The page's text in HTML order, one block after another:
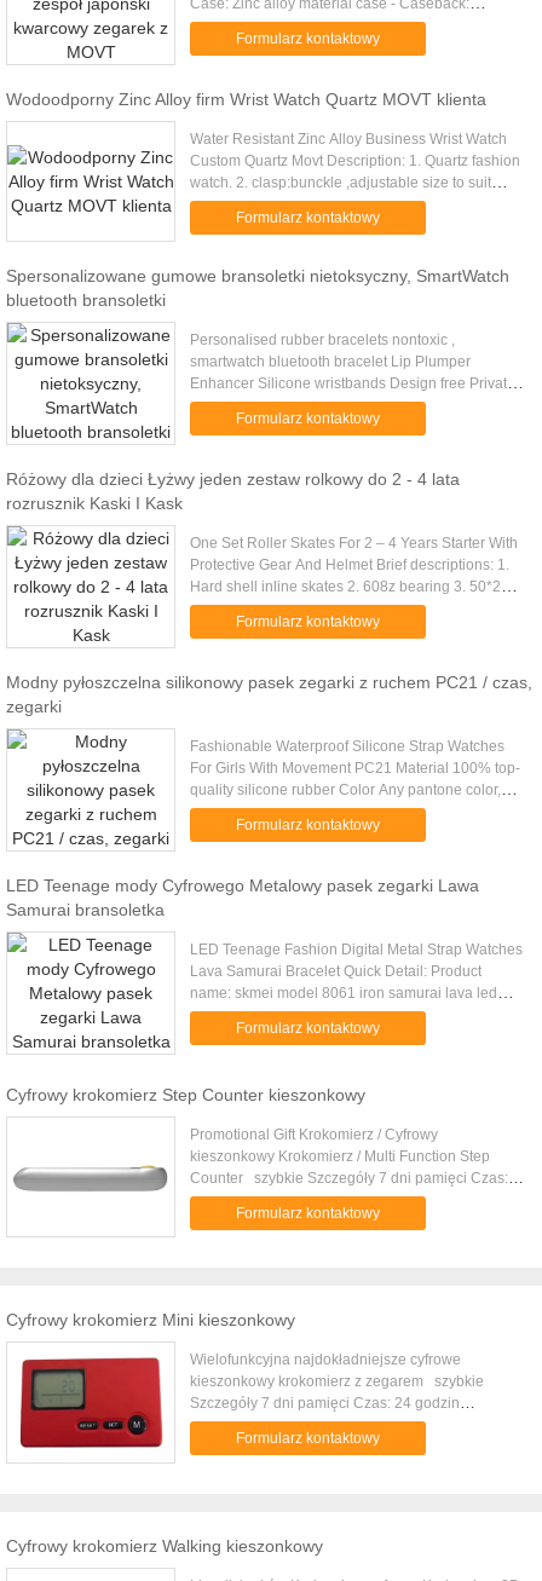
Case: Zinc alloy material case - Caseback:
Stainless steel back - Hands: 3 hands - Strap: alloy
pt steel band - Clasp: Buckle ...
Formularz kontaktowy
Wodoodporny Zinc Alloy firm Wrist Watch Quartz MOVT klienta
Water Resistant Zinc Alloy Business Wrist Watch
Custom Quartz Movt Description: 1. Quartz fashion
watch. 2. clasp:bunckle ,adjustable size to suit
everyone 3. Approx weight:60G/pcs 4. Water-
resistant : 3 atm 5. ...
Formularz kontaktowy
Spersonalizowane gumowe bransoletki nietoksyczny, SmartWatch
bluetooth bransoletki
Personalised rubber bracelets nontoxic ,
smartwatch bluetooth bracelet Lip Plumper
Enhancer Silicone wristbands Design free Private
logo Private label trade assurance popular cheap
silicone bracelet rubber ...
Formularz kontaktowy
Różowy dla dzieci Łyżwy jeden zestaw rolkowy do 2 - 4 lata
rozrusznik Kaski I Kask
One Set Roller Skates For 2 – 4 Years Starter With
Protective Gear And Helmet Brief descriptions: 1.
Hard shell inline skates 2. 608z bearing 3. 50*24
PVC wheel Specifications: Shell PE,no sticker
Inner Padded ...
Formularz kontaktowy
Modny pyłoszczelna silikonowy pasek zegarki z ruchem PC21 / czas,
zegarki
Fashionable Waterproof Silicone Strap Watches
For Girls With Movement PC21 Material 100% top-
quality silicone rubber Color Any pantone color,
multi-color is available Certificate ROHS/SGS Logo
Position Your ...
Formularz kontaktowy
LED Teenage mody Cyfrowego Metalowy pasek zegarki Lawa
Samurai bransoletka
LED Teenage Fashion Digital Metal Strap Watches
Lava Samurai Bracelet Quick Detail: Product
name: skmei model 8061 iron samurai lava led
watch Color: can accept customized color
(according to Pantone) Main ...
Formularz kontaktowy
Cyfrowy krokomierz Step Counter kieszonkowy
Promotional Gift Krokomierz / Cyfrowy
kieszonkowy Krokomierz / Multi Function Step
Counter szybkie Szczegóły 7 dni pamięci Czas:
24 godzin Wyświetlacz Krokomierz Steps spalone
kalorie dostosowane Logo niestandardowy
może być umieszczony w kieszeni koszuli lub
przypięty na swojej torebce. PDM135 będzie
mierzyć i zapisywać dystans i spalone kalorie
chodził przez cały tydzień. Specyfikacja: 1.
Superior 3D Senor Technologiczna dokładnie
czyta X, Y Z Planes 2. dokładnie mierzy poziomo,
99.999 mil / km 7. Zakres kalorii 0 - 9999,9 kcal
Formularz kontaktowy
Cyfrowy krokomierz Mini kieszonkowy
Wielofunkcyjna najdokładniejsze cyfrowe
kieszonkowy krokomierz z zegarem szybkie
Szczegóły 7 dni pamięci Czas: 24 godzin
Wyświetlacz Krokomierz Steps spalone kalorie
dostosowane Logo niestandardowy rozmiar i kolor
umieszczony w kieszeni koszuli lub przypięty na
swojej torebce. PDM057 będzie mierzyć i
Formularz kontaktowy
Cyfrowy krokomierz Walking kieszonkowy